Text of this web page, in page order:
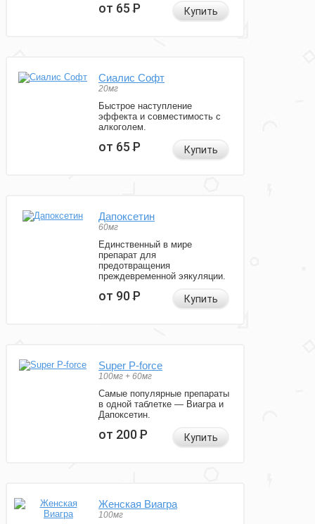
от 65Р Купить
Сиалис Софт
20мг
Быстрое наступление
эффекта и совместимость с
алкоголем.
от 65Р Купить
Дапоксетин
60мг
Единственный в мире
препарат для
предотвращения
преждевременной эякуляции.
от 90Р Купить
Super P-force
100мг + 60мг
Самые популярные препараты
в одной таблетке — Виагра и
Дапоксетин.
от 200Р Купить
Женская Виагра
100мг